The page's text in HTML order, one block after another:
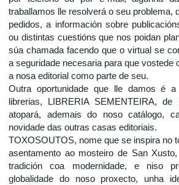
traballamos lle resolverá o seu problema,
pedidos, a información sobre
ou distintas cuestións que nos poidan
súa chamada facendo que o virtual se
a seguridade necesaria para que vostede
a nosa editorial como parte de seu.
Outra oportunidade que lle damos é
librerias, LIBRERIA SEMENTEIRA,
atopará, ademais do noso catálogo,
novidade das outras casas editoriais.
TOXOSOUTOS, nome que se inspira no
asentamento ao mosteiro de San
tradición coa modernidade, e niso
globalidade do noso proxecto, unha